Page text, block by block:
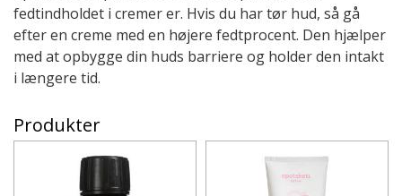
fedtindholdet i cremer er. Hvis du har tør hud, så gå
efter en creme med en højere fedtprocent. Den hjælper
med at opbygge din huds barriere og holder den intakt
i længere tid.
Produkter